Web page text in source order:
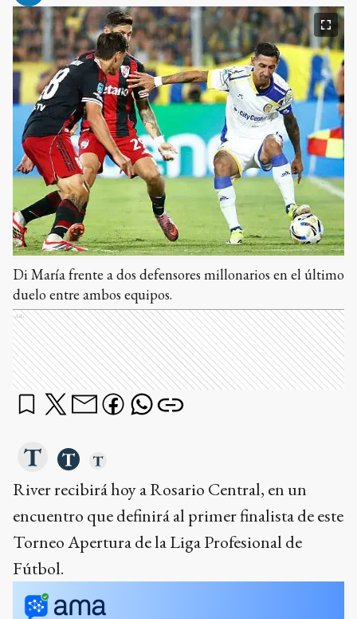
Di María frente a dos defensores millonarios en el último
duelo entre ambos equipos.
Ads
River recibirá hoy a Rosario Central, en un
encuentro que definirá al primer finalista de este
Torneo Apertura de la Liga Profesional de
Fútbol.